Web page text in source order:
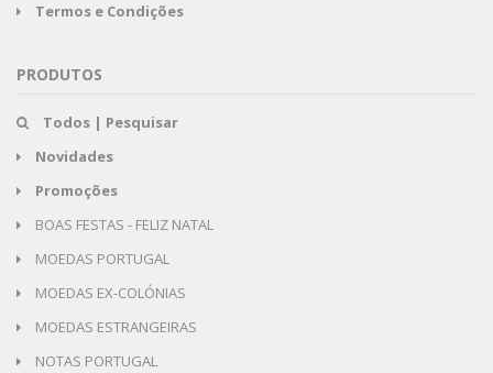
Termos e Condições
PRODUTOS
Todos | Pesquisar
Novidades
Promoções
BOAS FESTAS - FELIZ NATAL
MOEDAS PORTUGAL
MOEDAS EX-COLÓNIAS
MOEDAS ESTRANGEIRAS
NOTAS PORTUGAL